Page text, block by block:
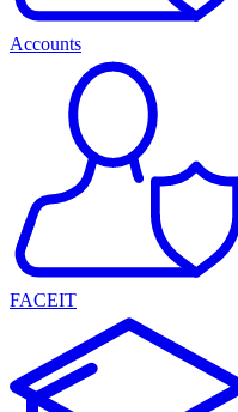
Accounts
FACEIT